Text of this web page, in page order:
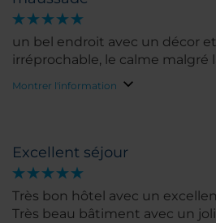
un bel endroit avec un décor
irréprochable, le calme malgré
Montrer l'information
Excellent séjour
Très bon hôtel avec un
Très beau bâtiment avec un